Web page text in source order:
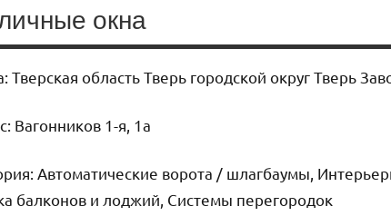
окна
Тверская область Тверь городской округ Тверь
Вагонников 1-я, 1а
Автоматические ворота / шлагбаумы,
балконов и лоджий, Системы перегородок